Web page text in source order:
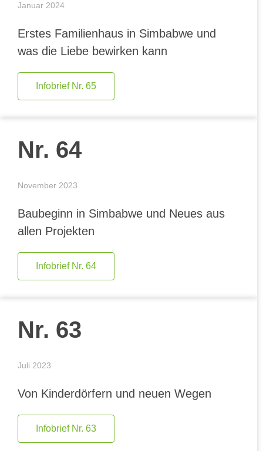
Januar 2024
Erstes Familienhaus in Simbabwe und
was die Liebe bewirken kann
Infobrief Nr. 65
Nr. 64
November 2023
Baubeginn in Simbabwe und Neues aus
allen Projekten
Infobrief Nr. 64
Nr. 63
Juli 2023
Von Kinderdörfern und neuen Wegen
Infobrief Nr. 63